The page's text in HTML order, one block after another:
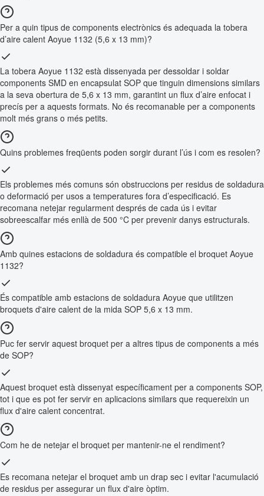
Per a quin tipus de components electrònics és adequada la tobera
d’aire calent Aoyue 1132 (5,6 x 13 mm)?
La tobera Aoyue 1132 està dissenyada per dessoldar i soldar
components SMD en encapsulat SOP que tinguin dimensions similars
a la seva obertura de 5,6 x 13 mm, garantint un flux d’aire enfocat i
precís per a aquests formats. No és recomanable per a components
molt més grans o més petits.
Quins problemes freqüents poden sorgir durant l’ús i com es resolen?
Els problemes més comuns són obstruccions per residus de soldadura
o deformació per usos a temperatures fora d’especificació. Es
recomana netejar regularment després de cada ús i evitar
sobreescalfar més enllà de 500 °C per prevenir danys estructurals.
Amb quines estacions de soldadura és compatible el broquet Aoyue
1132?
És compatible amb estacions de soldadura Aoyue que utilitzen
broquets d'aire calent de la mida SOP 5,6 x 13 mm.
Puc fer servir aquest broquet per a altres tipus de components a més
de SOP?
Aquest broquet està dissenyat específicament per a components SOP,
tot i que es pot fer servir en aplicacions similars que requereixin un
flux d'aire calent concentrat.
Com he de netejar el broquet per mantenir-ne el rendiment?
Es recomana netejar el broquet amb un drap sec i evitar l'acumulació
de residus per assegurar un flux d'aire òptim.